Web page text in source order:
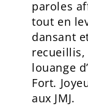
paroles
tout en
dansant
recueillis,
louange
Fort.
aux JMJ.